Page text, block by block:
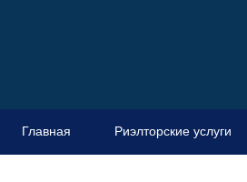
Главная Риэлторские услуги